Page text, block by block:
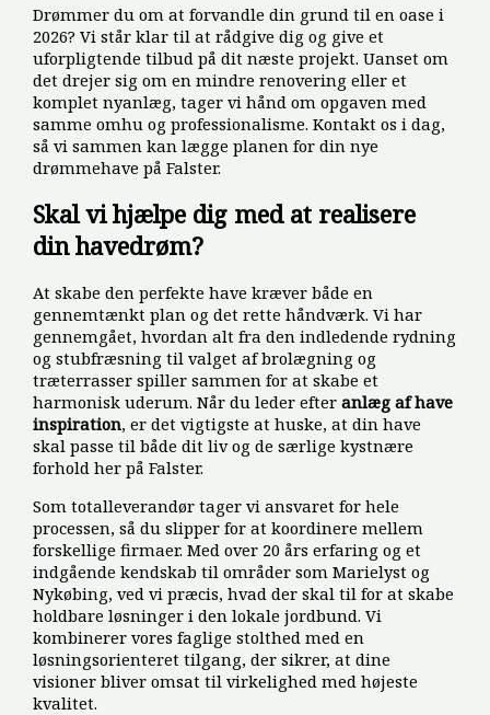
Drømmer du om at forvandle din grund til en oase i
2026? Vi står klar til at rådgive dig og give et
uforpligtende tilbud på dit næste projekt. Uanset om
det drejer sig om en mindre renovering eller et
komplet nyanlæg, tager vi hånd om opgaven med
samme omhu og professionalisme. Kontakt os i dag,
så vi sammen kan lægge planen for din nye
drømmehave på Falster.
Skal vi hjælpe dig med at realisere
din havedrøm?
At skabe den perfekte have kræver både en
gennemtænkt plan og det rette håndværk. Vi har
gennemgået, hvordan alt fra den indledende rydning
og stubfræsning til valget af brolægning og
træterrasser spiller sammen for at skabe et
harmonisk uderum. Når du leder efteranlæg af have
inspiration, er det vigtigste at huske, at din have
skal passe til både dit liv og de særlige kystnære
forhold her på Falster.
Som totalleverandør tager vi ansvaret for hele
processen, så du slipper for at koordinere mellem
forskellige firmaer. Med over 20 års erfaring og et
indgående kendskab til områder som Marielyst og
Nykøbing, ved vi præcis, hvad der skal til for at skabe
holdbare løsninger i den lokale jordbund. Vi
kombinerer vores faglige stolthed med en
løsningsorienteret tilgang, der sikrer, at dine
visioner bliver omsat til virkelighed med højeste
kvalitet.